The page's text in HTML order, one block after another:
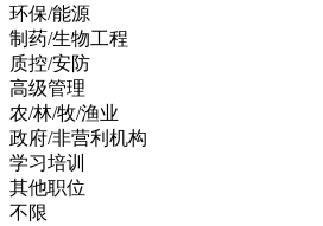
环保/能源
制药/生物工程
质控/安防
高级管理
农/林/牧/渔业
政府/非营利机构
学习培训
其他职位
不限